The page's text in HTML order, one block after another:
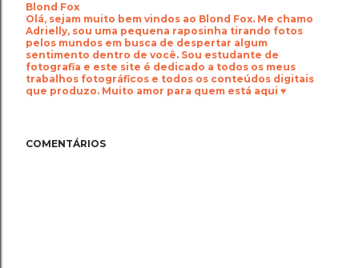
Blond Fox
Olá, sejam muito bem vindos ao Blond Fox. Me chamo
Adrielly, sou uma pequena raposinha tirando fotos
pelos mundos em busca de despertar algum
sentimento dentro de você. Sou estudante de
fotografia e este site é dedicado a todos os meus
trabalhos fotográficos e todos os conteúdos digitais
que produzo. Muito amor para quem está aqui ♥
COMENTÁRIOS